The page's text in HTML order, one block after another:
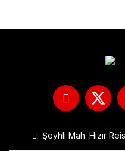
Şeyhli Mah. Hızır